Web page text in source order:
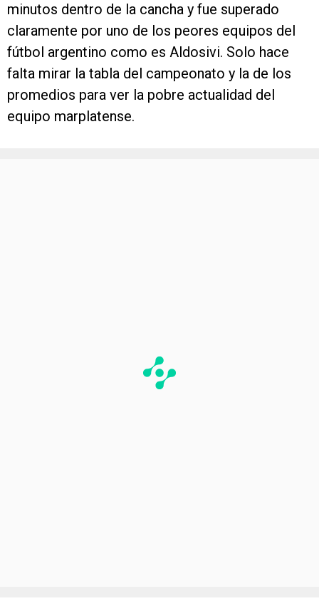
minutos dentro de la cancha y fue superado
claramente por uno de los peores equipos del
fútbol argentino como es Aldosivi. Solo hace
falta mirar la tabla del campeonato y la de los
promedios para ver la pobre actualidad del
equipo marplatense.